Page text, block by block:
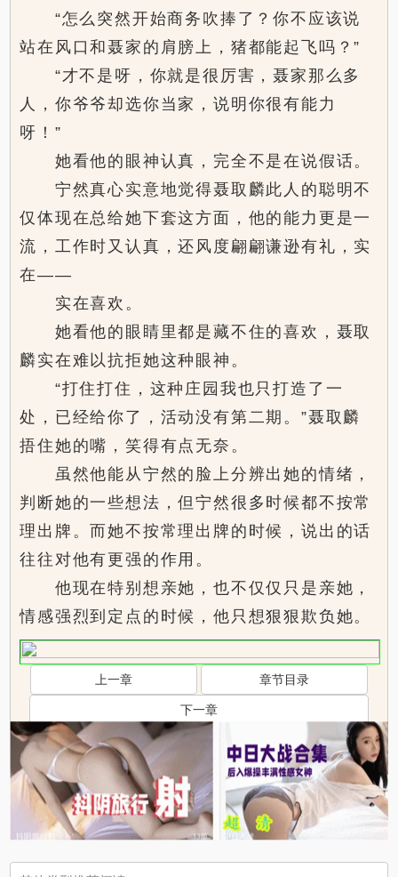
“怎么突然开始商务吹捧了？你不应该说
站在风口和聂家的肩膀上，猪都能起飞吗？”
“才不是呀，你就是很厉害，聂家那么多
人，你爷爷却选你当家，说明你很有能力
呀！”
她看他的眼神认真，完全不是在说假话。
宁然真心实意地觉得聂取麟此人的聪明不
仅体现在总给她下套这方面，他的能力更是一
流，工作时又认真，还风度翩翩谦逊有礼，实
在——
实在喜欢。
她看他的眼睛里都是藏不住的喜欢，聂取
麟实在难以抗拒她这种眼神。
“打住打住，这种庄园我也只打造了一
处，已经给你了，活动没有第二期。”聂取麟
捂住她的嘴，笑得有点无奈。
虽然他能从宁然的脸上分辨出她的情绪，
判断她的一些想法，但宁然很多时候都不按常
理出牌。而她不按常理出牌的时候，说出的话
往往对他有更强的作用。
他现在特别想亲她，也不仅仅只是亲她，
情感强烈到定点的时候，他只想狠狠欺负她。
上一章 章节目录
下一章